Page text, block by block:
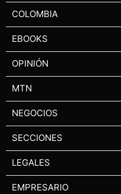
COLOMBIA
EBOOKS
OPINIÓN
MTN
NEGOCIOS
SECCIONES
LEGALES
EMPRESARIO